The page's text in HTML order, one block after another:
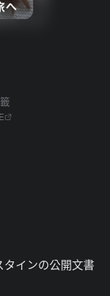
インの公開文書